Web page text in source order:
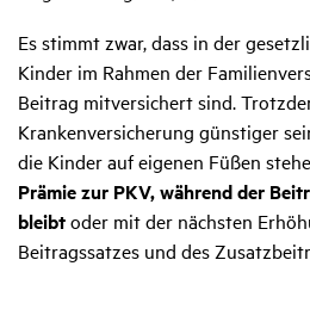
Es stimmt zwar, dass in der
Kinder im Rahmen der
Beitrag mitversichert sind.
Krankenversicherung günstiger
die Kinder auf eigenen Füßen
Prämie zur PKV, während der
bleibtoder mit der nächsten
Beitragssatzes und des